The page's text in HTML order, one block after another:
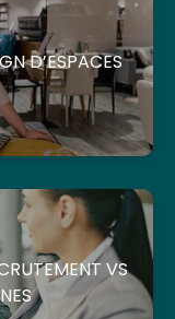
D’ESPACES
VS